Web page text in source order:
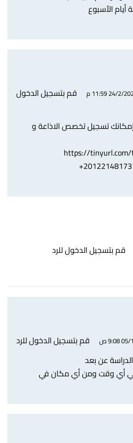
أيام الأسبوع
2021 11:59 م
قم بتسجيل الدخول
تسجيل تخصص الاذاعة و
https://
قم بتسجيل الدخول للرد
ص
قم بتسجيل الدخول للرد
عن بعد
في أي وقت ومن أي مكان في